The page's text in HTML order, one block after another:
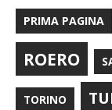
PRIMA PAGINA
ROERO
TORINO